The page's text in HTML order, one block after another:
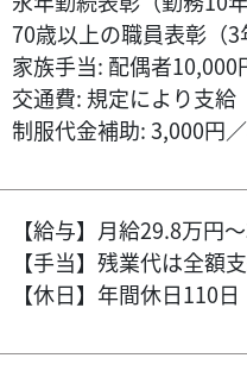
70歳以上の職員表彰（3
家族手当: 配偶者
交通費: 規定により支給
制服代金補助: 3,000円
【給与】月給29.8万円
【手当】残業代は全額
【休日】年間休日110